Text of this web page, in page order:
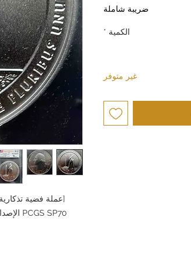
PCGS SP70 الإصدار الأول | عملة فضية نقية كبيرة تجسد التاريخ والجمال الأمريكي
ضريبة شاملة
الكمية *
غير متوفر